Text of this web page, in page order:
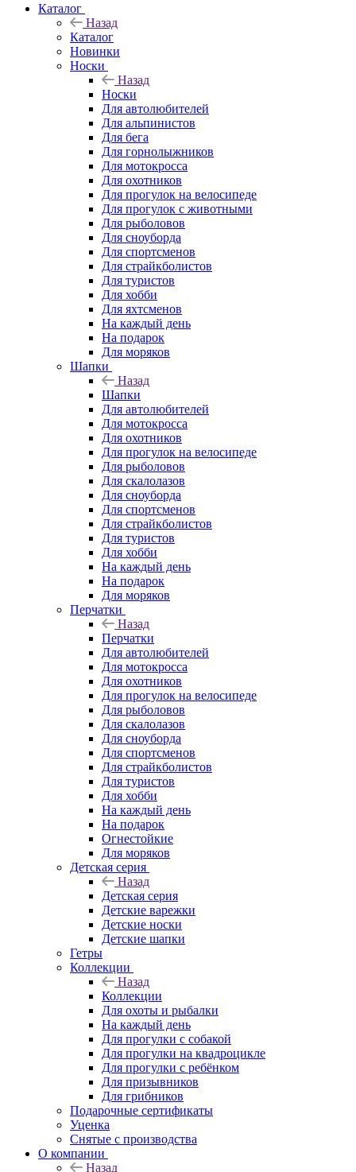
Каталог
Назад
Каталог
Новинки
Носки
Назад
Носки
Для автолюбителей
Для альпинистов
Для бега
Для горнолыжников
Для мотокросса
Для охотников
Для прогулок на велосипеде
Для прогулок с животными
Для рыболовов
Для сноуборда
Для спортсменов
Для страйкболистов
Для туристов
Для хобби
Для яхтсменов
На каждый день
На подарок
Для моряков
Шапки
Назад
Шапки
Для автолюбителей
Для мотокросса
Для охотников
Для прогулок на велосипеде
Для рыболовов
Для скалолазов
Для сноуборда
Для спортсменов
Для страйкболистов
Для туристов
Для хобби
На каждый день
На подарок
Для моряков
Перчатки
Назад
Перчатки
Для автолюбителей
Для мотокросса
Для охотников
Для прогулок на велосипеде
Для рыболовов
Для скалолазов
Для сноуборда
Для спортсменов
Для страйкболистов
Для туристов
Для хобби
На каждый день
На подарок
Огнестойкие
Для моряков
Детская серия
Назад
Детская серия
Детские варежки
Детские носки
Детские шапки
Гетры
Коллекции
Назад
Коллекции
Для охоты и рыбалки
На каждый день
Для прогулки с собакой
Для прогулки на квадроцикле
Для прогулки с ребёнком
Для призывников
Для грибников
Подарочные сертификаты
Уценка
Снятые с производства
О компании
Назад